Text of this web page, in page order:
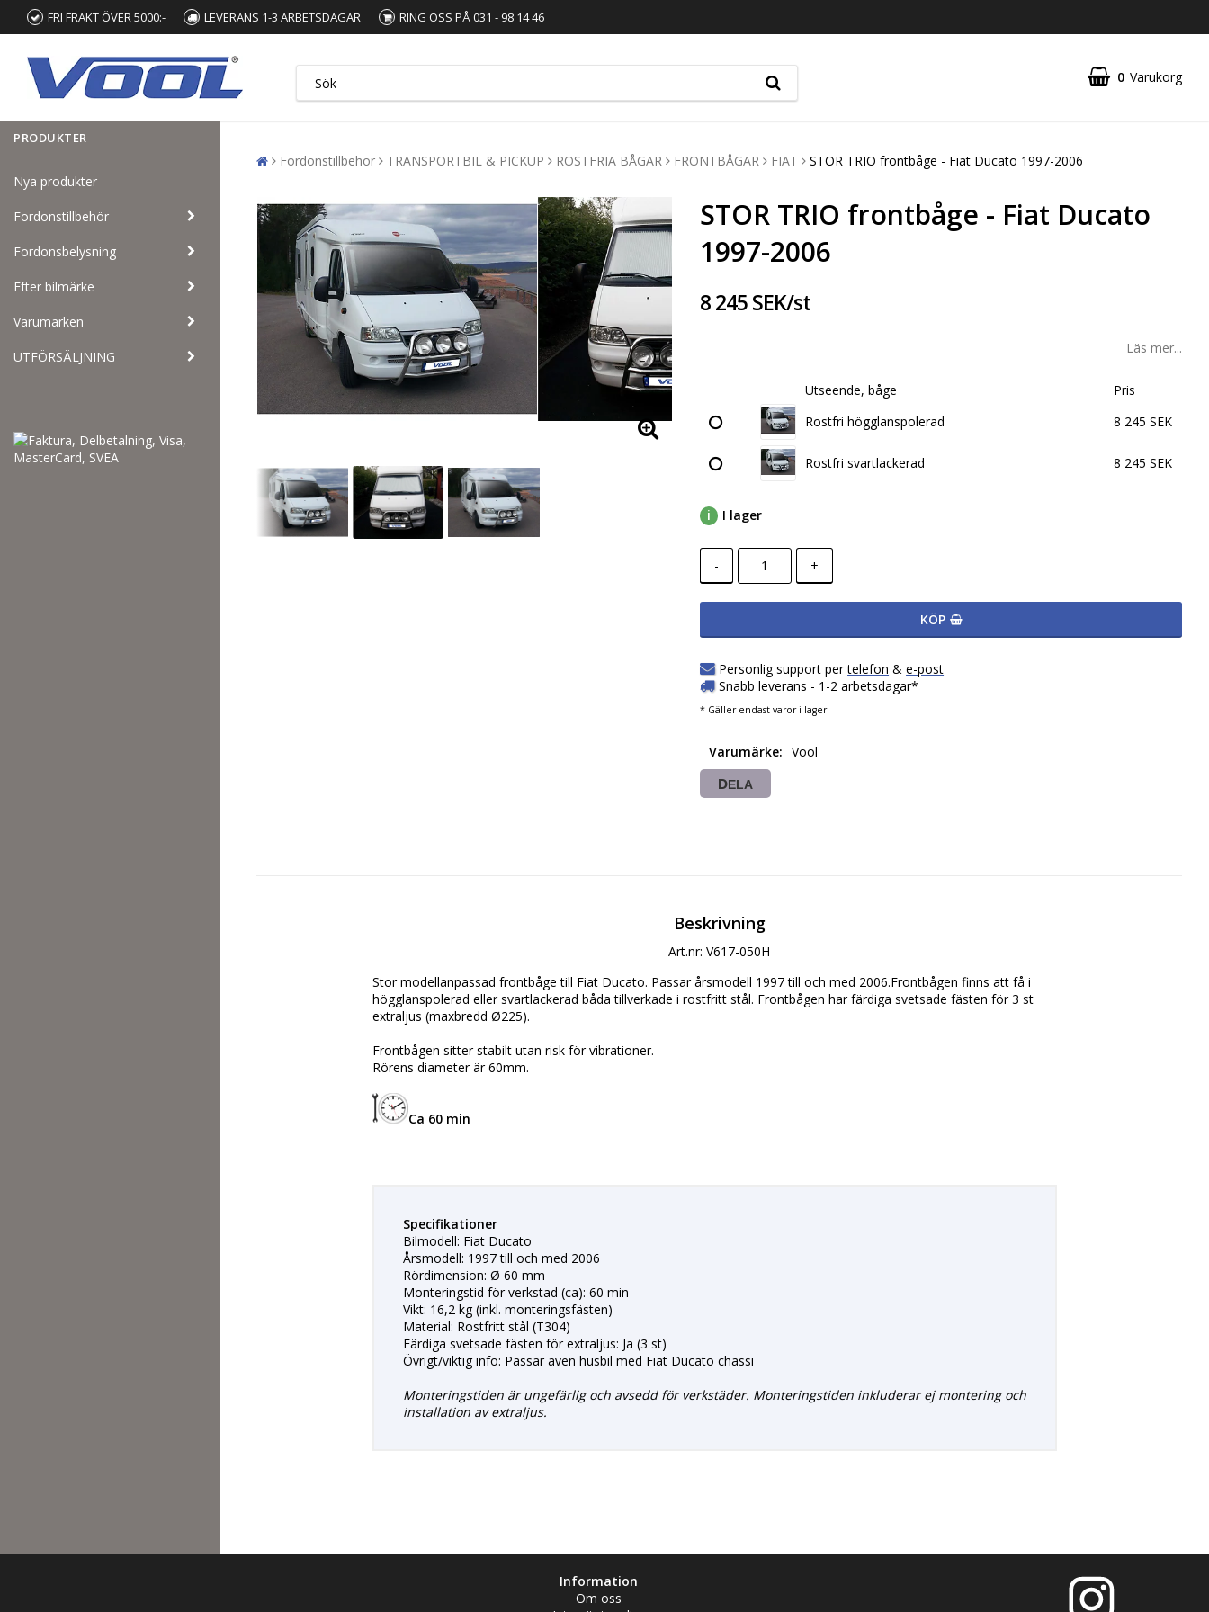
FRI FRAKT ÖVER 5000:- LEVERANS 1-3 ARBETSDAGAR RING OSS PÅ 031 - 98 14 46
0 Varukorg
PRODUKTER
Nya produkter
Fordonstillbehör
Fordonsbelysning
Efter bilmärke
Varumärken
UTFÖRSÄLJNING
Fordonstillbehör TRANSPORTBIL & PICKUP ROSTFRIA BÅGAR FRONTBÅGAR FIAT STOR TRIO frontbåge - Fiat Ducato 1997-2006
STOR TRIO frontbåge - Fiat Ducato
1997-2006
8 245 SEK/st
Läs mer...
Utseende, båge
Pris
Rostfri högglanspolerad
8 245 SEK
Rostfri svartlackerad 8 245 SEK
I lager
- +
KÖP
Personlig support pertelefon &e-post
Snabb leverans - 1-2 arbetsdagar*
* Gäller endast varor i lager
Varumärke Vool
DELA
Beskrivning
Art.nr: V617-050H
Stor modellanpassad frontbåge till Fiat Ducato. Passar årsmodell 1997 till och med 2006.Frontbågen finns att få i
högglanspolerad eller svartlackerad båda tillverkade i rostfritt stål. Frontbågen har färdiga svetsade fästen för 3 st
extraljus (maxbredd Ø225).
Frontbågen sitter stabilt utan risk för vibrationer.
Rörens diameter är 60mm.
Ca 60 min
Specifikationer
Bilmodell: Fiat Ducato
Årsmodell: 1997 till och med 2006
Rördimension: Ø 60 mm
Monteringstid för verkstad (ca): 60 min
Vikt: 16,2 kg (inkl. monteringsfästen)
Material: Rostfritt stål (T304)
Färdiga svetsade fästen för extraljus: Ja (3 st)
Övrigt/viktig info: Passar även husbil med Fiat Ducato chassi
Monteringstiden är ungefärlig och avsedd för verkstäder. Monteringstiden inkluderar ej montering och
installation av extraljus.
Information
Om oss